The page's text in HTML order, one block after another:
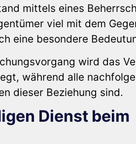
mittels eines
viel mit dem
eine besondere
wird das
während alle
dieser Beziehung sind.
Dienst beim